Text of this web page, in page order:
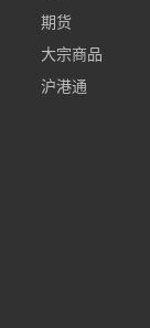
期货
大宗商品
沪港通